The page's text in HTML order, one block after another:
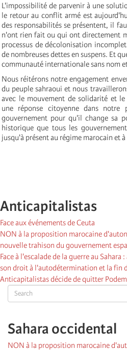
Search
Sahara occidental
NON à la proposition marocaine
L'impossibilité de parvenir à une
le retour au conflit armé est
des responsabilités se présentent, il
n'ont rien fait ou qui ont directement
processus de décolonisation
de nombreuses dettes en suspens. Et
communauté internationale sans nom
Nous réitérons notre engagement
du peuple sahraoui et nous
avec le mouvement de solidarité et
une réponse citoyenne dans
gouvernement pour qu'il change sa
historique que tous les
jusqu'à présent au régime marocain et
Anticapitalistas
Face aux événements de Ceuta
NON à la proposition marocaine
nouvelle trahison du gouvernement
Face à l'escalade de la guerre au
son droit à l'autodétermination et la fin
Anticapitalistas décide de quitter